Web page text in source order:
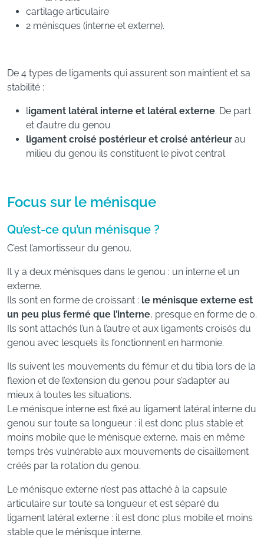
cartilage articulaire
2 ménisques (interne et externe).
De 4 types de ligaments qui assurent son maintient et sa
stabilité :
ligament latéral interne et latéral externe. De part
et d’autre du genou
ligament croisé postérieur et croisé antérieur au
milieu du genou ils constituent le pivot central
Focus sur le ménisque
Qu’est-ce qu’un ménisque ?
C’est l’amortisseur du genou.
Il y a deux ménisques dans le genou : un interne et un
externe.
Ils sont en forme de croissant : le ménisque externe est
un peu plus fermé que l’interne, presque en forme de 0.
Ils sont attachés l’un à l’autre et aux ligaments croisés du
genou avec lesquels ils fonctionnent en harmonie.
Ils suivent les mouvements du fémur et du tibia lors de la
flexion et de l’extension du genou pour s’adapter au
mieux à toutes les situations.
Le ménisque interne est fixé au ligament latéral interne du
genou sur toute sa longueur : il est donc plus stable et
moins mobile que le ménisque externe, mais en même
temps très vulnérable aux mouvements de cisaillement
créés par la rotation du genou.
Le ménisque externe n’est pas attaché à la capsule
articulaire sur toute sa longueur et est séparé du
ligament latéral externe : il est donc plus mobile et moins
stable que le ménisque interne.